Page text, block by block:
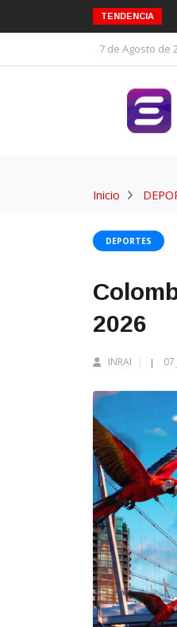
TENDENCIA
7 de Agosto de
Inicio
DEPORTES
2026
INRAI | 07